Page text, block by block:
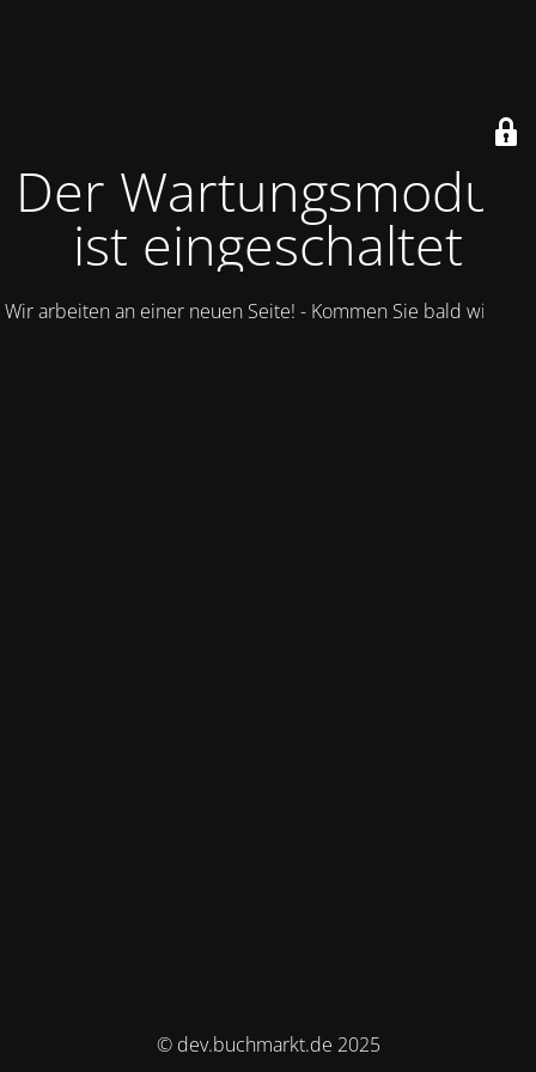
Der Wartungsmodus
ist eingeschaltet
Wir arbeiten an einer neuen Seite! - Kommen Sie bald wieder.
© dev.buchmarkt.de 2025